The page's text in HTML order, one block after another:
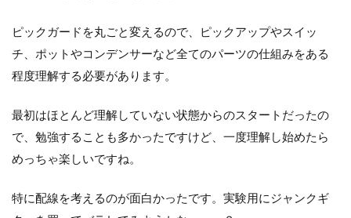
ピックガードを丸ごと変えるので、ピックアップやスイッ
チ、ポットやコンデンサーなど全てのパーツの仕組みをある
程度理解する必要があります。
最初はほとんど理解していない状態からのスタートだったの
で、勉強することも多かったですけど、一度理解し始めたら
めっちゃ楽しいですね。
特に配線を考えるのが面白かったです。実験用にジャンクギ